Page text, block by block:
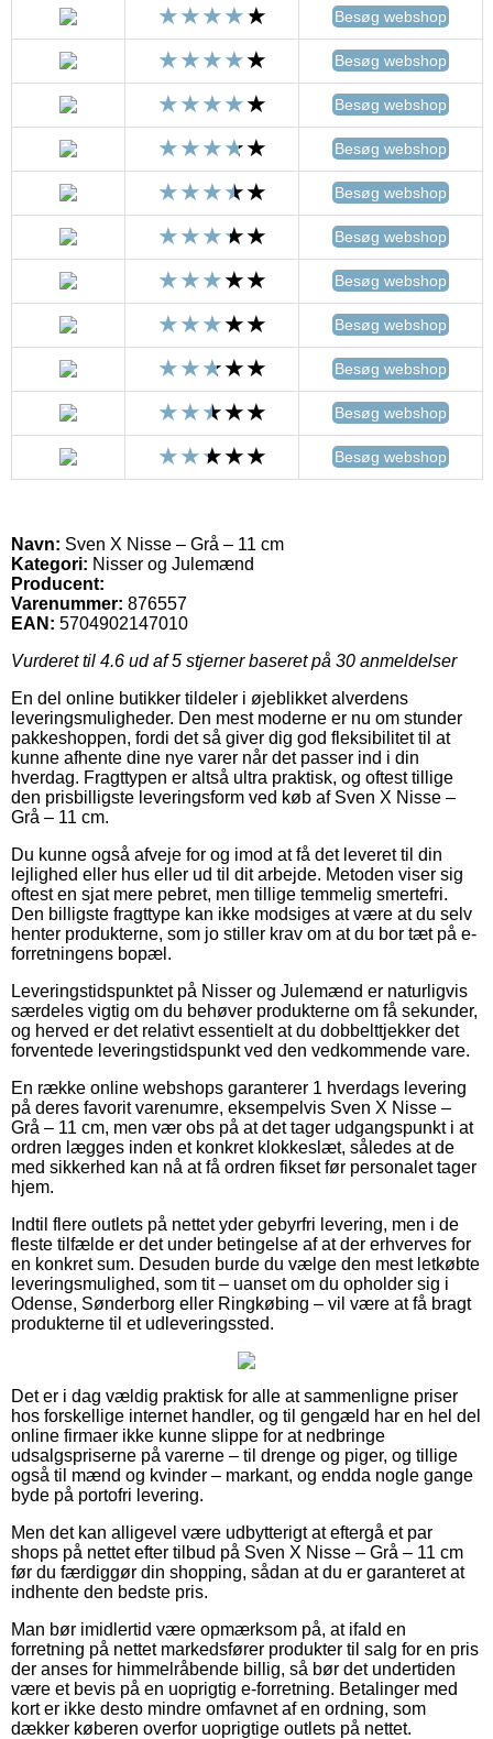
Besøg webshop
Besøg webshop
Besøg webshop
Besøg webshop
Besøg webshop
Besøg webshop
Besøg webshop
Besøg webshop
Besøg webshop
Besøg webshop
Besøg webshop
Navn: Sven X Nisse – Grå – 11 cm
Kategori: Nisser og Julemænd
Producent:
Varenummer: 876557
EAN: 5704902147010
Vurderet til 4.6 ud af 5 stjerner baseret på 30 anmeldelser
En del online butikker tildeler i øjeblikket alverdens
leveringsmuligheder. Den mest moderne er nu om stunder
pakkeshoppen, fordi det så giver dig god fleksibilitet til at
kunne afhente dine nye varer når det passer ind i din
hverdag. Fragttypen er altså ultra praktisk, og oftest tillige
den prisbilligste leveringsform ved køb af Sven X Nisse –
Grå – 11 cm.
Du kunne også afveje for og imod at få det leveret til din
lejlighed eller hus eller ud til dit arbejde. Metoden viser sig
oftest en sjat mere pebret, men tillige temmelig smertefri.
Den billigste fragttype kan ikke modsiges at være at du selv
henter produkterne, som jo stiller krav om at du bor tæt på e-
forretningens bopæl.
Leveringstidspunktet på Nisser og Julemænd er naturligvis
særdeles vigtig om du behøver produkterne om få sekunder,
og herved er det relativt essentielt at du dobbelttjekker det
forventede leveringstidspunkt ved den vedkommende vare.
En række online webshops garanterer 1 hverdags levering
på deres favorit varenumre, eksempelvis Sven X Nisse –
Grå – 11 cm, men vær obs på at det tager udgangspunkt i at
ordren lægges inden et konkret klokkeslæt, således at de
med sikkerhed kan nå at få ordren fikset før personalet tager
hjem.
Indtil flere outlets på nettet yder gebyrfri levering, men i de
fleste tilfælde er det under betingelse af at der erhverves for
en konkret sum. Desuden burde du vælge den mest letkøbte
leveringsmulighed, som tit – uanset om du opholder sig i
Odense, Sønderborg eller Ringkøbing – vil være at få bragt
produkterne til et udleveringssted.
Det er i dag vældig praktisk for alle at sammenligne priser
hos forskellige internet handler, og til gengæld har en hel del
online firmaer ikke kunne slippe for at nedbringe
udsalgspriserne på varerne – til drenge og piger, og tillige
også til mænd og kvinder – markant, og endda nogle gange
byde på portofri levering.
Men det kan alligevel være udbytterigt at eftergå et par
shops på nettet efter tilbud på Sven X Nisse – Grå – 11 cm
før du færdiggør din shopping, sådan at du er garanteret at
indhente den bedste pris.
Man bør imidlertid være opmærksom på, at ifald en
forretning på nettet markedsfører produkter til salg for en pris
der anses for himmelråbende billig, så bør det undertiden
være et bevis på en uoprigtig e-forretning. Betalinger med
kort er ikke desto mindre omfavnet af en ordning, som
dækker køberen overfor uoprigtige outlets på nettet.